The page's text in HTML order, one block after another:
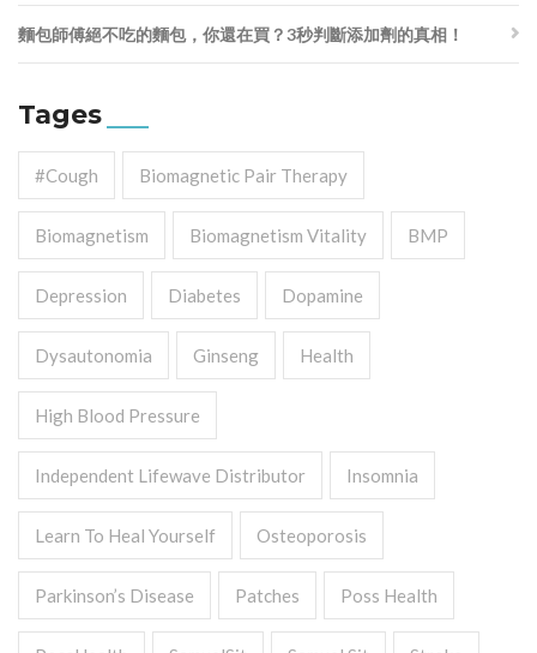
麵包師傅絕不吃的麵包，你還在買？3秒判斷添加劑的真相！
Tages
#cough Biomagnetic Pair Therapy
Biomagnetism Biomagnetism Vitality BMP
Depression Diabetes Dopamine
Dysautonomia Ginseng Health
High Blood Pressure
Independent Lifewave Distributor Insomnia
Learn To Heal Yourself Osteoporosis
Parkinson’s Disease Patches Poss Health